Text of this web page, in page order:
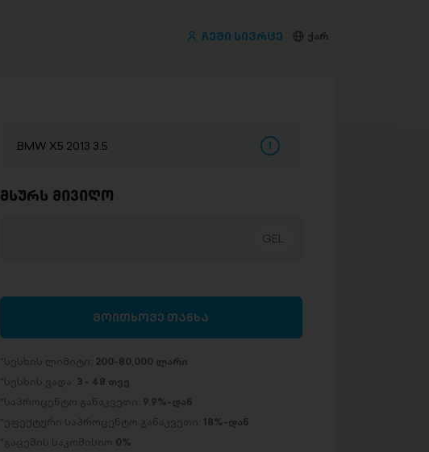
ჩემი სივრცე ქარ
BMW X5 2013 3.5
მსურს მივიღო
მოითხოვე თანხა
სესხის ლიმიტი: 200-80,000 ლარი
სესხის ვადა: 3 - 48 თვე
საპროცენტო განაკვეთი: 9.9%-დან
ეფექტური საპროცენტო განაკვეთი: 18%-დან
გაცემის საკომისიო 0%